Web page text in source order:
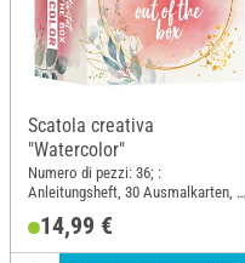
Scatola creativa
"Watercolor"
Numero di pezzi: 36; :
Anleitungsheft, 30 Ausmalkarten, 2
11.3 cm; Larghezza: 11.3 cm;
Altezza: 8 cm; Materiale: Carta
14,99 €